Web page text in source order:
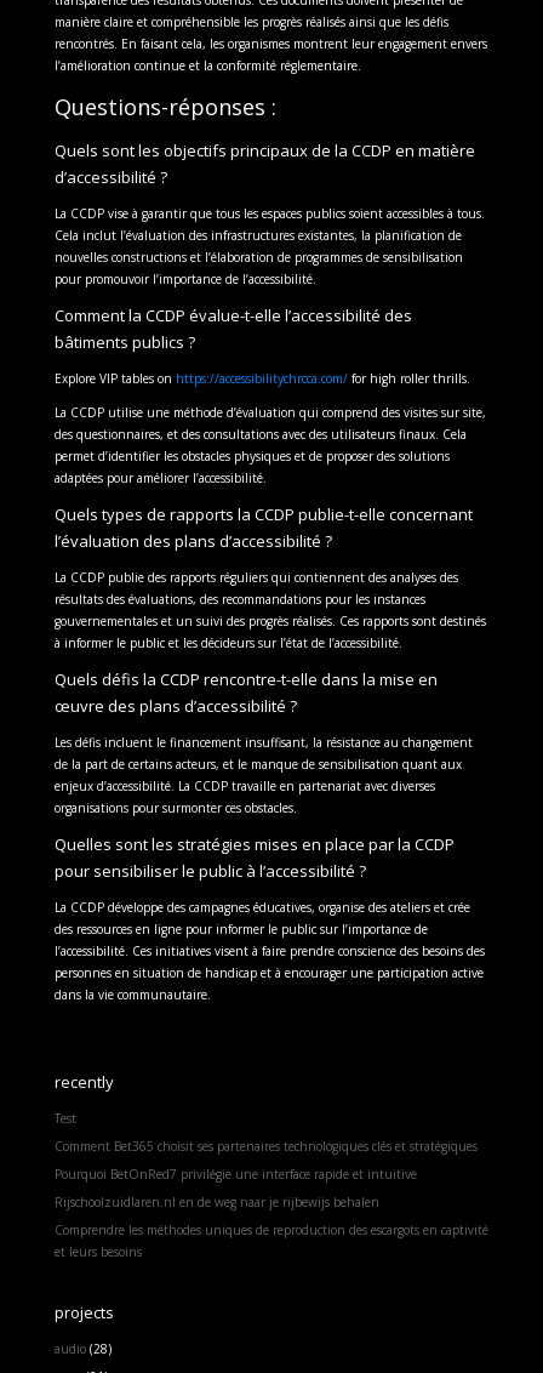
manière claire et compréhensible les progrès réalisés ainsi que les défis
rencontrés. En faisant cela, les organismes montrent leur engagement envers
l’amélioration continue et la conformité réglementaire.
Questions-réponses :
Quels sont les objectifs principaux de la CCDP en matière
d’accessibilité ?
La CCDP vise à garantir que tous les espaces publics soient accessibles à tous.
Cela inclut l’évaluation des infrastructures existantes, la planification de
nouvelles constructions et l’élaboration de programmes de sensibilisation
pour promouvoir l’importance de l’accessibilité.
Comment la CCDP évalue-t-elle l’accessibilité des
bâtiments publics ?
Explore VIP tables on https://accessibilitychrcca.com/for high roller thrills.
La CCDP utilise une méthode d’évaluation qui comprend des visites sur site,
des questionnaires, et des consultations avec des utilisateurs finaux. Cela
permet d’identifier les obstacles physiques et de proposer des solutions
adaptées pour améliorer l’accessibilité.
Quels types de rapports la CCDP publie-t-elle concernant
l’évaluation des plans d’accessibilité ?
La CCDP publie des rapports réguliers qui contiennent des analyses des
résultats des évaluations, des recommandations pour les instances
gouvernementales et un suivi des progrès réalisés. Ces rapports sont destinés
à informer le public et les décideurs sur l’état de l’accessibilité.
Quels défis la CCDP rencontre-t-elle dans la mise en
œuvre des plans d’accessibilité ?
Les défis incluent le financement insuffisant, la résistance au changement
de la part de certains acteurs, et le manque de sensibilisation quant aux
enjeux d’accessibilité. La CCDP travaille en partenariat avec diverses
organisations pour surmonter ces obstacles.
Quelles sont les stratégies mises en place par la CCDP
pour sensibiliser le public à l’accessibilité ?
La CCDP développe des campagnes éducatives, organise des ateliers et crée
des ressources en ligne pour informer le public sur l’importance de
l’accessibilité. Ces initiatives visent à faire prendre conscience des besoins des
personnes en situation de handicap et à encourager une participation active
dans la vie communautaire.
recently
Test
Comment Bet365 choisit ses partenaires technologiques clés et stratégiques
Pourquoi BetOnRed7 privilégie une interface rapide et intuitive
Rijschoolzuidlaren.nl en de weg naar je rijbewijs behalen
Comprendre les méthodes uniques de reproduction des escargots en captivité
et leurs besoins
projects
audio(28)